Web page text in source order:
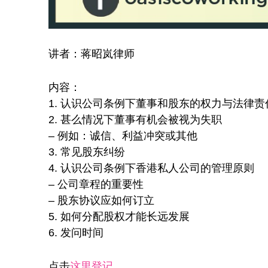
讲者：蒋昭岚律师
内容：
1. 认识公司条例下董事和股东的权力与法律责
2. 甚么情况下董事有机会被视为失职
– 例如：诚信、利益冲突或其他
3. 常见股东纠纷
4. 认识公司条例下香港私人公司的管理原则
– 公司章程的重要性
– 股东协议应如何订立
5. 如何分配股权才能长远发展
6. 发问时间